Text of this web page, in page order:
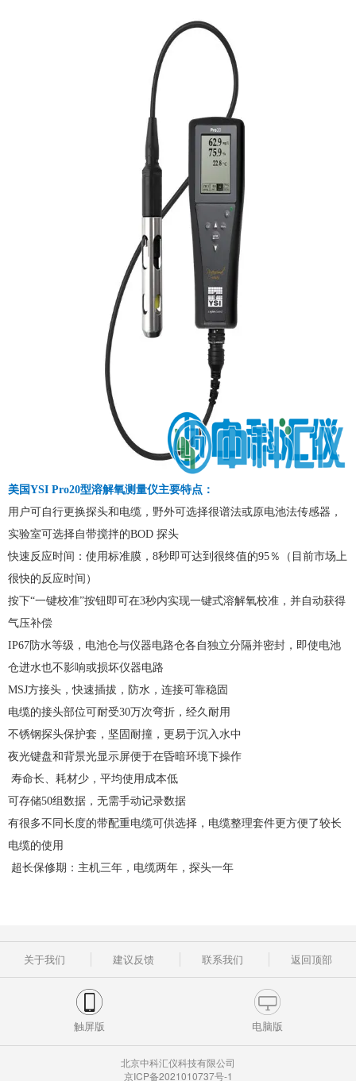
美国YSI Pro20型溶解氧测量仪主要特点 ：
用户可自行更换探头和电缆，野外可选择很谱法或原电池法传感器，
实验室可选择自带搅拌的BOD 探头
快速反应时间：使用标准膜，8秒即可达到很终值的95％（目前市场上
很快的反应时间）
按下“一键校准”按钮即可在3秒内实现一键式溶解氧校准，并自动获得
气压补偿
IP67防水等级，电池仓与仪器电路仓各自独立分隔并密封，即使电池
仓进水也不影响或损坏仪器电路
MSJ方接头，快速插拔，防水，连接可靠稳固
电缆的接头部位可耐受30万次弯折，经久耐用
不锈钢探头保护套，坚固耐撞，更易于沉入水中
夜光键盘和背景光显示屏便于在昏暗环境下操作
寿命长、耗材少，平均使用成本低
可存储50组数据，无需手动记录数据
有很多不同长度的带配重电缆可供选择，电缆整理套件更方便了较长
电缆的使用
超长保修期：主机三年，电缆两年，探头一年
关于我们 建议反馈 联系我们 返回顶部
触屏版 电脑版
北京中科汇仪科技有限公司
京ICP备2021010737号-1